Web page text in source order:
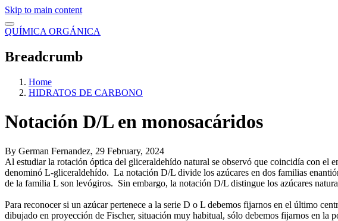
Skip to main content
QUÍMICA ORGÁNICA
Breadcrumb
Home
HIDRATOS DE CARBONO
Notación D/L en monosacáridos
By German Fernandez, 29 February, 2024
Al estudiar la rotación óptica del gliceraldehído natural se observó que coincidía con
denominó L-gliceraldehído. La notación D/L divide los azúcares en dos familias
de la familia L son levógiros. Sin embargo, la notación D/L distingue los azúcares
Para reconocer si un azúcar pertenece a la serie D o L debemos fijarnos en el último
dibujado en proyección de Fischer, situación muy habitual, sólo debemos fijarnos en la